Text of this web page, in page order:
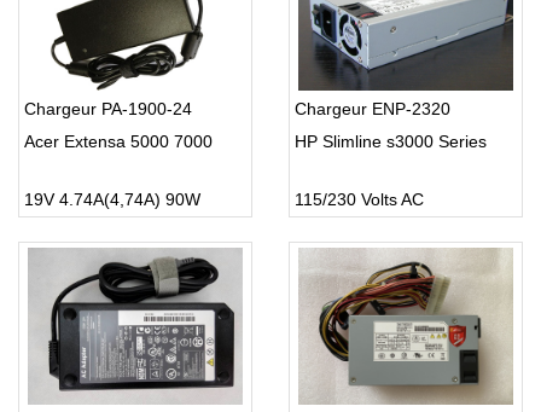
Chargeur PA-1900-24
Acer Extensa 5000 7000
19V 4.74A(4,74A) 90W
Chargeur ENP-2320
HP Slimline s3000 Series
115/230 Volts AC